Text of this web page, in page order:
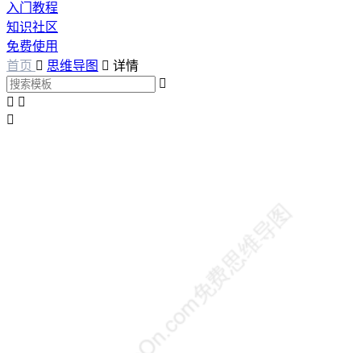
入门教程
知识社区
免费使用
首页  思维导图  详情

 
